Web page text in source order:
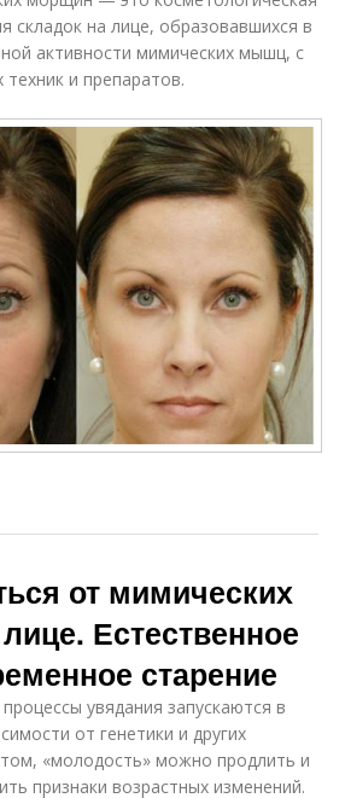
складок на лице, образовавшихся в
активности мимических мышц, с
и препаратов.
от мимических
Естественное
старение
увядания запускаются в
от генетики и других
«молодость» можно продлить и
признаки возрастных изменений.